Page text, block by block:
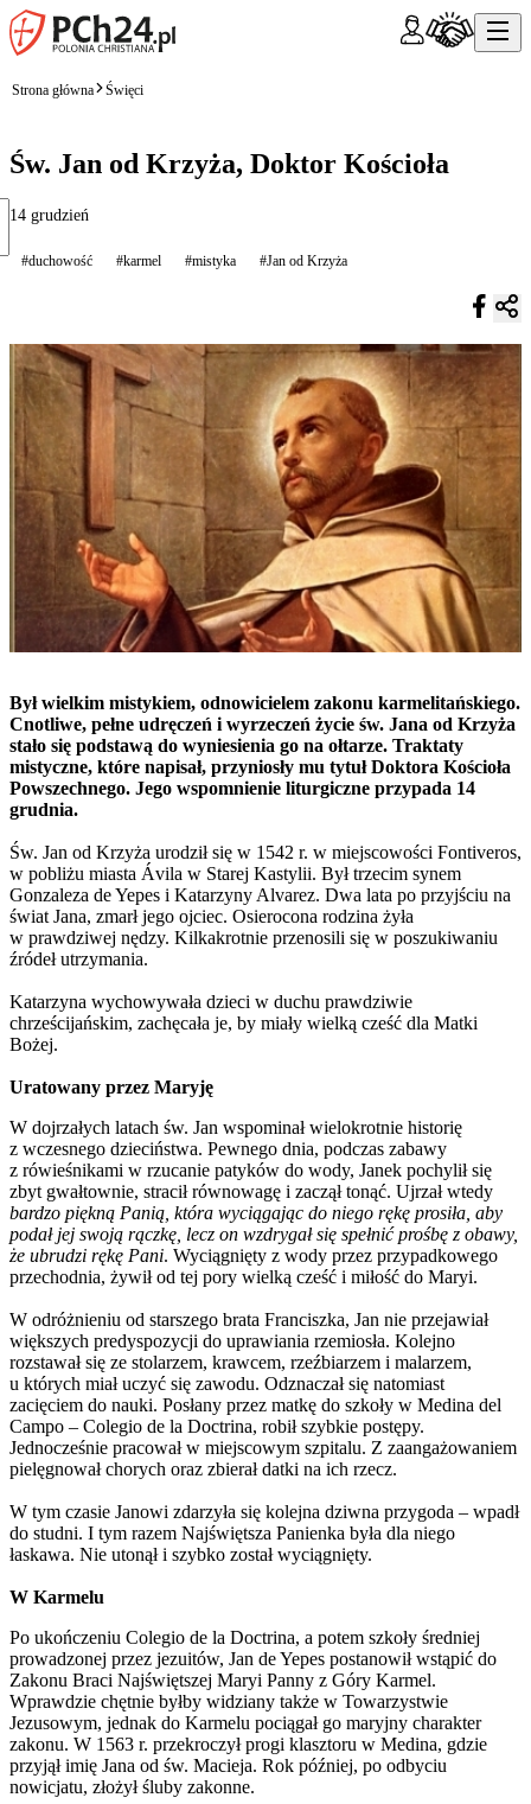
Strona główna Święci
Św. Jan od Krzyża, Doktor Kościoła
14 grudzień
#duchowość #karmel #mistyka #Jan od Krzyża
Był wielkim mistykiem, odnowicielem zakonu karmelitańskiego.
Cnotliwe, pełne udręczeń i wyrzeczeń życie św. Jana od Krzyża
stało się podstawą do wyniesienia go na ołtarze. Traktaty
mistyczne, które napisał, przyniosły mu tytuł Doktora Kościoła
Powszechnego. Jego wspomnienie liturgiczne przypada 14
grudnia.
Św. Jan od Krzyża urodził się w 1542 r. w miejscowości Fontiveros,
w pobliżu miasta Ávila w Starej Kastylii. Był trzecim synem
Gonzaleza de Yepes i Katarzyny Alvarez. Dwa lata po przyjściu na
świat Jana, zmarł jego ojciec. Osierocona rodzina żyła
w prawdziwej nędzy. Kilkakrotnie przenosili się w poszukiwaniu
źródeł utrzymania.
Katarzyna wychowywała dzieci w duchu prawdziwie
chrześcijańskim, zachęcała je, by miały wielką cześć dla Matki
Bożej.
Uratowany przez Maryję
W dojrzałych latach św. Jan wspominał wielokrotnie historię
z wczesnego dzieciństwa. Pewnego dnia, podczas zabawy
z rówieśnikami w rzucanie patyków do wody, Janek pochylił się
zbyt gwałtownie, stracił równowagę i zaczął tonąć. Ujrzał wtedy
bardzo piękną Panią, która wyciągając do niego rękę prosiła, aby
podał jej swoją rączkę, lecz on wzdrygał się spełnić prośbę z obawy,
że ubrudzi rękę Pani. Wyciągnięty z wody przez przypadkowego
przechodnia, żywił od tej pory wielką cześć i miłość do Maryi.
W odróżnieniu od starszego brata Franciszka, Jan nie przejawiał
większych predyspozycji do uprawiania rzemiosła. Kolejno
rozstawał się ze stolarzem, krawcem, rzeźbiarzem i malarzem,
u których miał uczyć się zawodu. Odznaczał się natomiast
zacięciem do nauki. Posłany przez matkę do szkoły w Medina del
Campo – Colegio de la Doctrina, robił szybkie postępy.
Jednocześnie pracował w miejscowym szpitalu. Z zaangażowaniem
pielęgnował chorych oraz zbierał datki na ich rzecz.
W tym czasie Janowi zdarzyła się kolejna dziwna przygoda – wpadł
do studni. I tym razem Najświętsza Panienka była dla niego
łaskawa. Nie utonął i szybko został wyciągnięty.
W Karmelu
Po ukończeniu Colegio de la Doctrina, a potem szkoły średniej
prowadzonej przez jezuitów, Jan de Yepes postanowił wstąpić do
Zakonu Braci Najświętszej Maryi Panny z Góry Karmel.
Wprawdzie chętnie byłby widziany także w Towarzystwie
Jezusowym, jednak do Karmelu pociągał go maryjny charakter
zakonu. W 1563 r. przekroczył progi klasztoru w Medina, gdzie
przyjął imię Jana od św. Macieja. Rok później, po odbyciu
nowicjatu, złożył śluby zakonne.